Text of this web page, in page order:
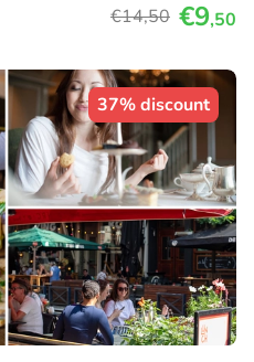
€14,50 €9,50
37% discount